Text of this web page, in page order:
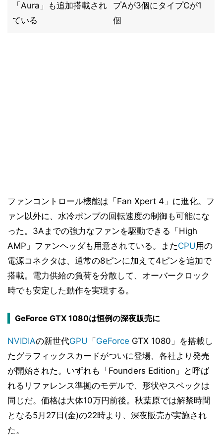
「Aura」も追加搭載され
ている
プAが3個にタイプCが1
個
ファンコントロール機能は「Fan Xpert 4」に進化。フ
ァン以外に、水冷ポンプの回転速度の制御も可能にな
った。3Aまでの強力なファンを駆動できる「High
AMP」ファンヘッダも用意されている。またCPU用の
電源コネクタは、通常の8ピンに加えて4ピンを追加で
搭載。電力供給の負荷を分散して、オーバークロック
時でも安定した動作を実現する。
GeForce GTX 1080は恒例の深夜販売に
NVIDIAの新世代GPU 「 GeForce GTX 1080」を搭載し
たグラフィックスカードがついに登場、各社より発売
が開始された。いずれも「Founders Edition」と呼ば
れるリファレンス準拠のモデルで、形状やスペックは
同じだ。価格は大体10万円前後。秋葉原では解禁時間
となる5月27日(金)の22時より、深夜販売が実施され
た。